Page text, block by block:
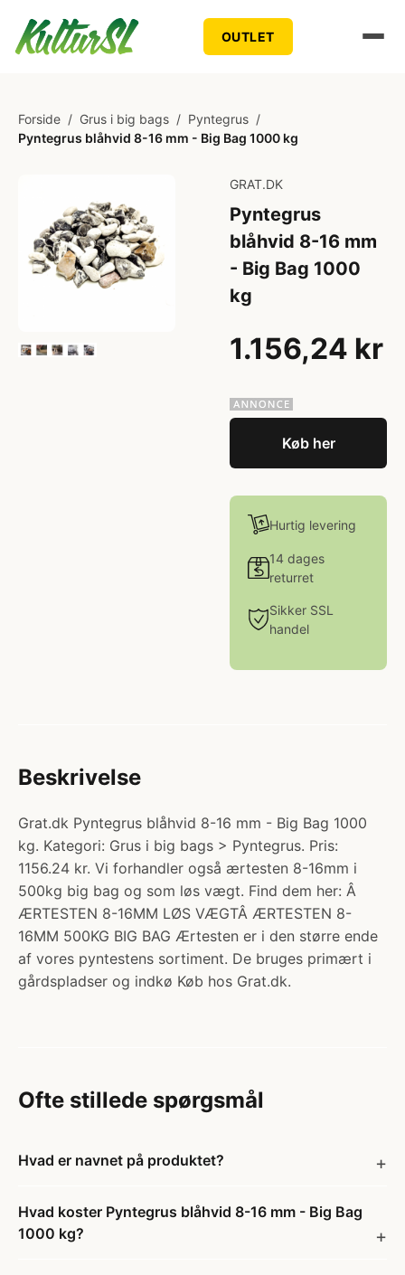
OUTLET
Forside / Grus i big bags / Pyntegrus /
Pyntegrus blåhvid 8-16 mm - Big Bag 1000 kg
GRAT.DK
Pyntegrus
blåhvid 8-16 mm
- Big Bag 1000
kg
1.156,24 kr
Køb her
Hurtig levering
14 dages
returret
Sikker SSL
handel
Beskrivelse
Grat.dk Pyntegrus blåhvid 8-16 mm - Big Bag 1000
kg. Kategori: Grus i big bags > Pyntegrus. Pris:
1156.24 kr. Vi forhandler også ærtesten 8-16mm i
500kg big bag og som løs vægt. Find dem her: Â
ÆRTESTEN 8-16MM LØS VÆGTÂ ÆRTESTEN 8-
16MM 500KG BIG BAG Ærtesten er i den større ende
af vores pyntestens sortiment. De bruges primært i
gårdspladser og indkø Køb hos Grat.dk.
Ofte stillede spørgsmål
Hvad er navnet på produktet?
Hvad koster Pyntegrus blåhvid 8-16 mm - Big Bag
1000 kg?